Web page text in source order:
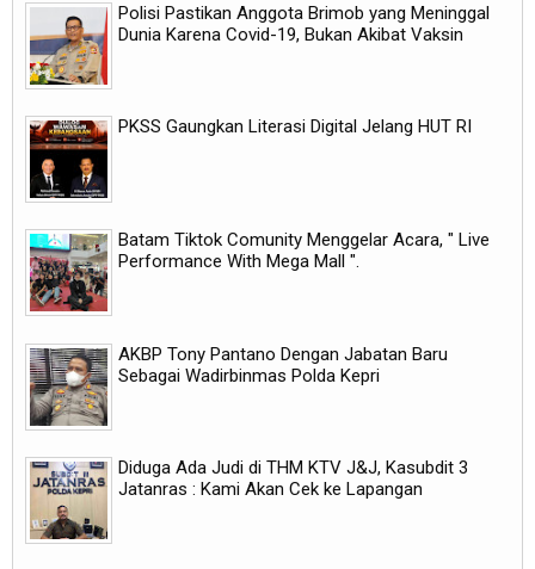
Polisi Pastikan Anggota Brimob yang Meninggal
Dunia Karena Covid-19, Bukan Akibat Vaksin
PKSS Gaungkan Literasi Digital Jelang HUT RI
Batam Tiktok Comunity Menggelar Acara, " Live
Performance With Mega Mall ".
AKBP Tony Pantano Dengan Jabatan Baru
Sebagai Wadirbinmas Polda Kepri
Diduga Ada Judi di THM KTV J&J, Kasubdit 3
Jatanras : Kami Akan Cek ke Lapangan